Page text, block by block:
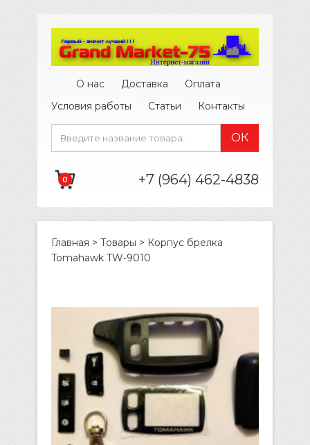
О нас Доставка
Оплата
Условия работы
Статьи Контакты
0 +7 (964) 462-4838
Главная > Товары > Корпус брелка
Tomahawk TW-9010